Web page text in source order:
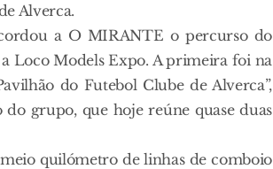
Alverca.
a O MIRANTE o percurso do
Loco Models Expo. A primeira foi na
do Futebol Clube de Alverca”,
grupo, que hoje reúne quase duas
meio quilómetro de linhas de comboio